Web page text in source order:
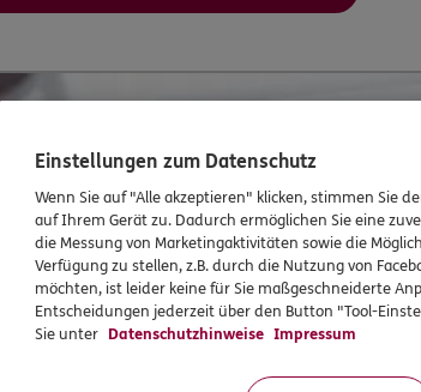
Einstellungen zum Datenschutz
Wenn Sie auf "Alle akzeptieren" klicken, stimmen Sie
auf Ihrem Gerät zu. Dadurch ermöglichen Sie eine
die Messung von Marketingaktivitäten sowie die
Verfügung zu stellen, z.B. durch die Nutzung von
möchten, ist leider keine für Sie maßgeschneiderte
Entscheidungen jederzeit über den Button "Tool-
Sie unter Datenschutzhinweise Impressum